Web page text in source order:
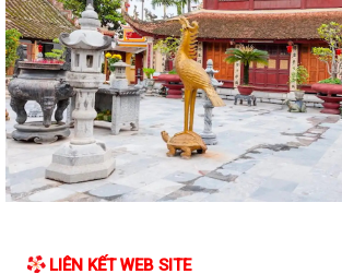
Bộ Chính trị tổ chức hội nghị toàn quốc sơ kết 1
tổ chức tổng thể của hệ...
Luật sửa đổi bổ sung một số điều của Luật
nại, luật tố cáo
Luật sửa đổi, bổ sung một số điều của Luật
Chiến dịch “500 ngày đêm đẩy mạnh thực
Kỷ niệm Ngày gia đình Việt Nam 28/6
LIÊN KẾT WEB SITE